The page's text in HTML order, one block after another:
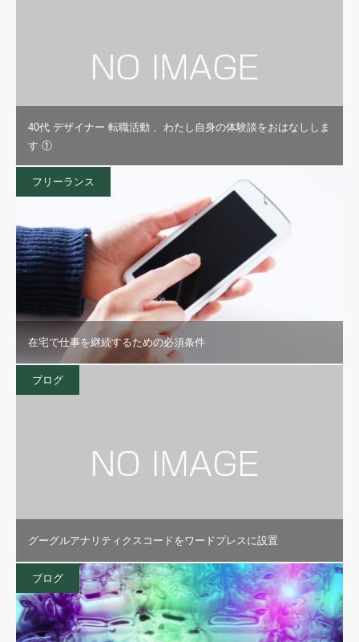
40代 デザイナー 転職活動 、わたし自身の体験談をおはなししま
す ①
フリーランス
在宅で仕事を継続するための必須条件
ブログ
グーグルアナリティクスコードをワードプレスに設置
ブログ